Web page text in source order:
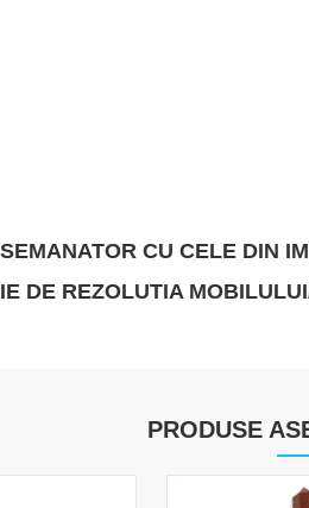
CU CELE DIN
DE REZOLUTIA
PRODUSE